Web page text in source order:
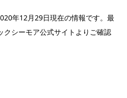
年12月29日現在の情報です。最
クシーモア公式サイトよりご確認